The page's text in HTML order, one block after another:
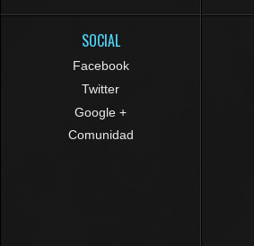
SOCIAL
Facebook
Twitter
Google +
Comunidad